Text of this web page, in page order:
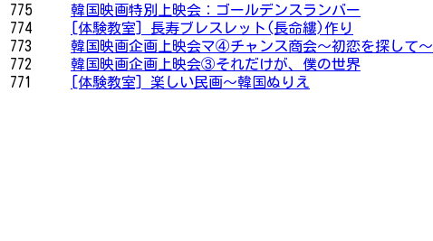
775
韓国映画特別上映会：ゴールデンスランバー
774
[体験教室] 長寿ブレスレット(長命縷)作り
773
韓国映画企画上映会マ④チャンス商会～初恋を探して～
772
韓国映画企画上映会③それだけが、僕の世界
771
[体験教室] 楽しい民画〜韓国ぬりえ